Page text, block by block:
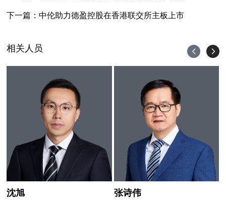
下一篇：中伦助力德盈控股在香港联交所主板上市
相关人员
沈旭 张诗伟